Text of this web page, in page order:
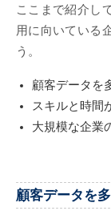
ここまで紹介し
用に向いている
う。
顧客データを
スキルと時間
大規模な企業
顧客データを